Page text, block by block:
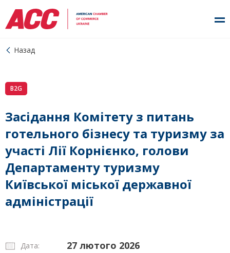
Назад
B2G
Засідання Комітету з питань
готельного бізнесу та туризму за
участі Лії Корнієнко, голови
Департаменту туризму
Київської міської державної
адміністрації
Дата: 27 лютого 2026